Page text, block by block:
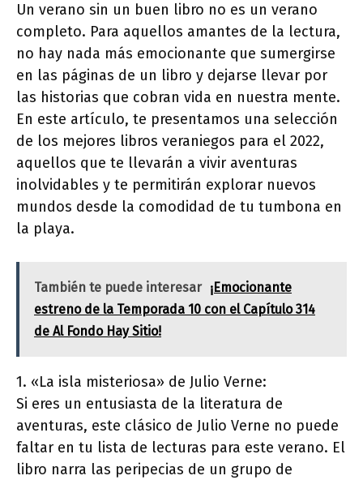
Un verano sin un buen libro no es un verano
completo. Para aquellos amantes de la lectura,
no hay nada más emocionante que sumergirse
en las páginas de un libro y dejarse llevar por
las historias que cobran vida en nuestra mente.
En este artículo, te presentamos una selección
de los mejores libros veraniegos para el 2022,
aquellos que te llevarán a vivir aventuras
inolvidables y te permitirán explorar nuevos
mundos desde la comodidad de tu tumbona en
la playa.
También te puede interesar ¡Emocionante
estreno de la Temporada 10 con el Capítulo 314
de Al Fondo Hay Sitio!
1. «La isla misteriosa» de Julio Verne:
Si eres un entusiasta de la literatura de
aventuras, este clásico de Julio Verne no puede
faltar en tu lista de lecturas para este verano. El
libro narra las peripecias de un grupo de